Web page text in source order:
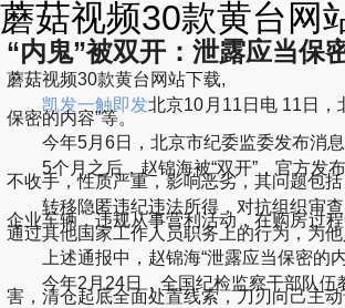
蘑菇视频30款黄台网
“内鬼”被双开：泄露应当保
蘑菇视频30款黄台网站下载,
凯发一触即发北京10月11日电 11日，
保密的内容”等。
今年5月6日，北京市纪委监委发布消息
5个月之后，赵锦海被“双开”，官方发布
不收手，性质严重，影响恶劣，其问题包
转移隐匿违纪违法所得，对抗组织审查
企业车辆，违规从事营利活动，在购房过
通过其他国家工作人员职务上的行为，为
上述通报中，赵锦海“泄露应当保密的内
今年2月24日，全国纪检监察干部队伍教
害，清仓起底全面处置线索，刀刃向己主